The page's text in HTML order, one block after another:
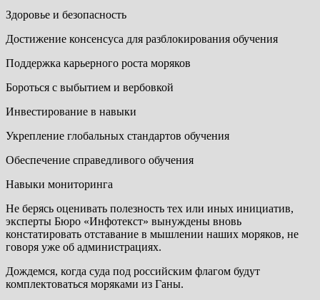
Здоровье и безопасность
Достижение консенсуса для разблокирования обучения
Поддержка карьерного роста моряков
Бороться с выбытием и вербовкой
Инвестирование в навыки
Укрепление глобальных стандартов обучения
Обеспечение справедливого обучения
Навыки мониторинга
Не берясь оценивать полезность тех или иных инициатив,
эксперты Бюро «Инфотекст» вынуждены вновь
констатировать отставание в мышлении наших моряков, не
говоря уже об администрациях.
Дождемся, когда суда под российским флагом будут
комплектоваться моряками из Ганы.